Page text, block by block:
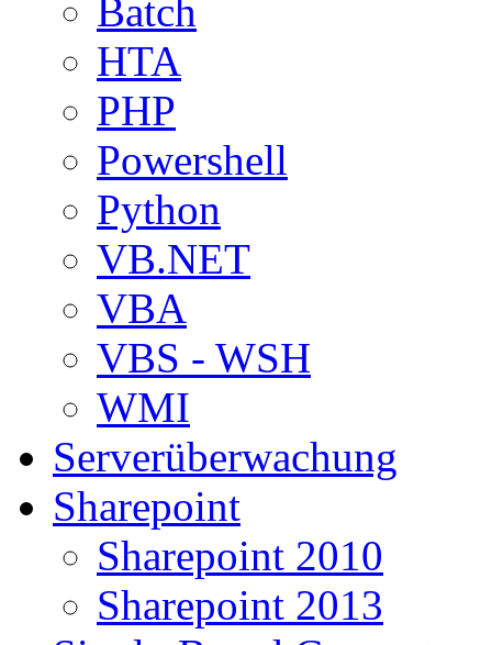
Batch
HTA
PHP
Powershell
Python
VB.NET
VBA
VBS - WSH
WMI
Serverüberwachung
Sharepoint
Sharepoint 2010
Sharepoint 2013